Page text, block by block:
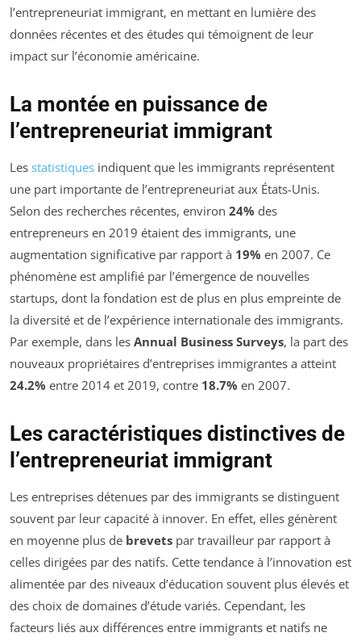
l’entrepreneuriat immigrant, en mettant en lumière des
données récentes et des études qui témoignent de leur
impact sur l’économie américaine.
La montée en puissance de
l’entrepreneuriat immigrant
Les statistiques indiquent que les immigrants représentent
une part importante de l’entrepreneuriat aux États-Unis.
Selon des recherches récentes, environ 24% des
entrepreneurs en 2019 étaient des immigrants, une
augmentation significative par rapport à 19% en 2007. Ce
phénomène est amplifié par l’émergence de nouvelles
startups, dont la fondation est de plus en plus empreinte de
la diversité et de l’expérience internationale des immigrants.
Par exemple, dans les Annual Business Surveys, la part des
nouveaux propriétaires d’entreprises immigrantes a atteint
24.2% entre 2014 et 2019, contre 18.7% en 2007.
Les caractéristiques distinctives de
l’entrepreneuriat immigrant
Les entreprises détenues par des immigrants se distinguent
souvent par leur capacité à innover. En effet, elles génèrent
en moyenne plus de brevets par travailleur par rapport à
celles dirigées par des natifs. Cette tendance à l’innovation est
alimentée par des niveaux d’éducation souvent plus élevés et
des choix de domaines d’étude variés. Cependant, les
facteurs liés aux différences entre immigrants et natifs ne